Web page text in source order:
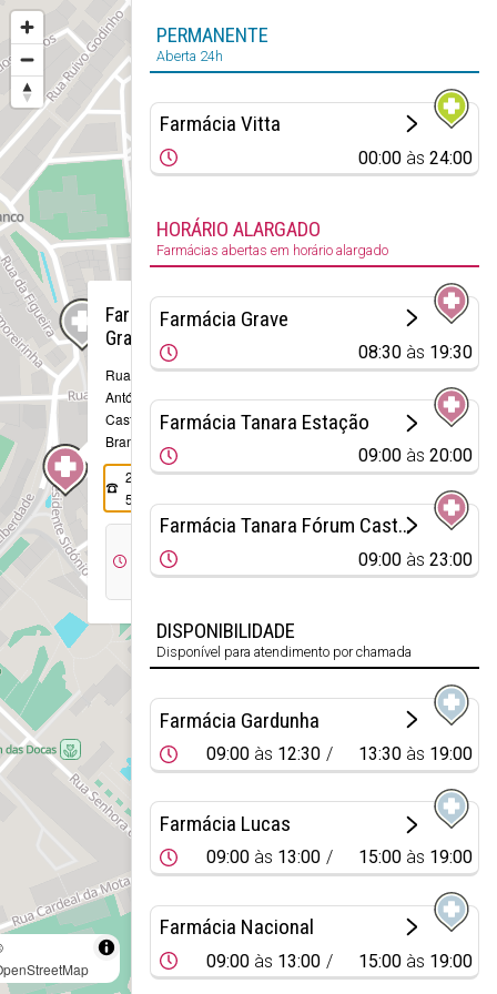
Farmácia
Grave
Rua de Santo
António, 69
Castelo
Branco
272 344
542
19:30
PERMANENTE
Aberta 24h
Farmácia Vitta
00:00 às24:00
HORÁRIO ALARGADO
Farmácias abertas em horário alargado
Farmácia Grave
08:30 às 19:30
Farmácia Tanara Estação
09:00 às20:00
Farmácia Tanara Fórum Castelo Branco
09:00 às23:00
DISPONIBILIDADE
Disponível para atendimento por chamada
Farmácia Gardunha
09:00 às 12:30 13:30 às 19:00
Farmácia Lucas
09:00 às 13:00 15:00 às 19:00
Farmácia Nacional
09:00 às 13:00 15:00 às 19:00